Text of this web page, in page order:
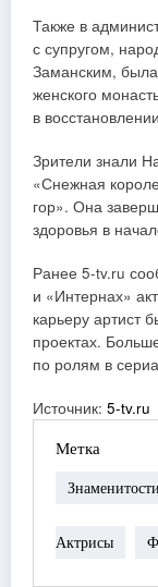
Также в
с супругом,
Заманским, была
женского
в
Зрители знали
«Снежная
гор». Она
здоровья в
Ранее 5-tv.ru
и «Интернах»
карьеру артист
проектах.
по ролям в
Источник: 5-tv.ru
Метка
Знаменитости
Актрисы